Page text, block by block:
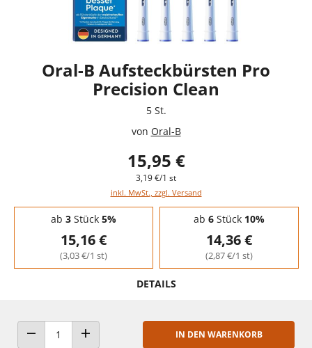
Oral-B Aufsteckbürsten Pro
Precision Clean
5 St.
von Oral-B
15,95 €
3,19 €/1 st
inkl. MwSt., zzgl. Versand
Staffelpreise - Mengenrabatt
ab 3Stück 5%
15,16 €
(3,03 €/1 st)
ab 6Stück 10%
14,36 €
(2,87 €/1 st)
DETAILS
IN DEN WARENKORB